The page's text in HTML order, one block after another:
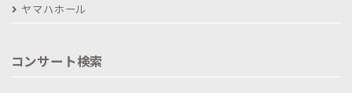
ヤマハホール
コンサート検索